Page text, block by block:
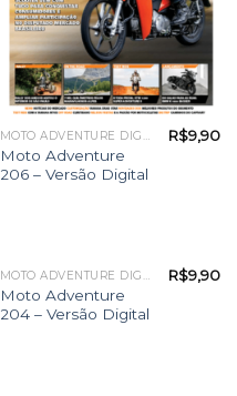
MOTO ADVENTURE DIGITAL
Moto Adventure
206 – Versão Digital
R$9,90
MOTO ADVENTURE DIGITAL
Moto Adventure
204 – Versão Digital
R$9,90